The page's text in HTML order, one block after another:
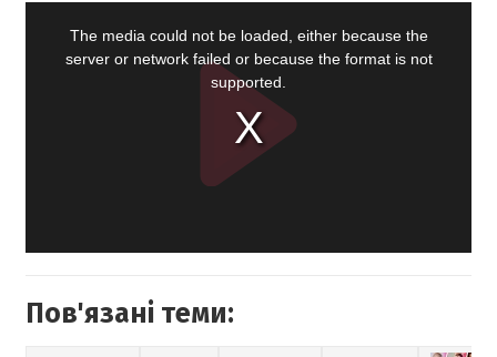
Пов'язані теми: